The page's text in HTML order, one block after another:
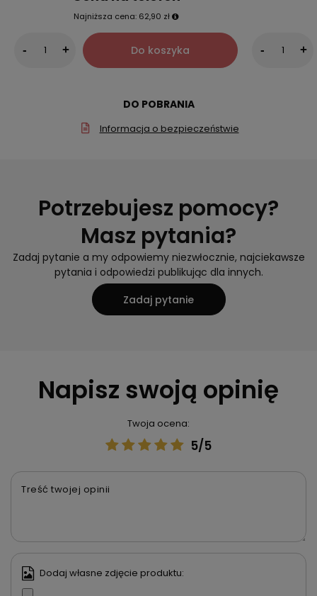
Najniższa cena: 62,90 zł
- + Do koszyka - +
DO POBRANIA
Informacja o bezpieczeństwie
Potrzebujesz pomocy?
Masz pytania?
Zadaj pytanie a my odpowiemy niezwłocznie, najciekawsze
pytania i odpowiedzi publikując dla innych.
Zadaj pytanie
Napisz swoją opinię
Twoja ocena:
5/5
Treść twojej opinii
Dodaj własne zdjęcie produktu: